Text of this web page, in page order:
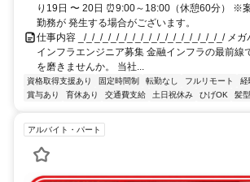
り19日 〜 20日 ⏰9:00～18:00（休憩60分） ※
勤務が 発生する場合がございます。
仕事内容 _/_/_/_/_/_/_/_/_/_/_/_/_/_/_/_/_/_/ メ
インフラエンジニア募集 金融インフラの最前線
を磨きませんか。 当社...
資格取得支援あり 固定時間制 転勤なし フルリモート 経
賞与あり
育休あり 交通費支給 土日祝休み ひげOK 髪
アルバイト・パート